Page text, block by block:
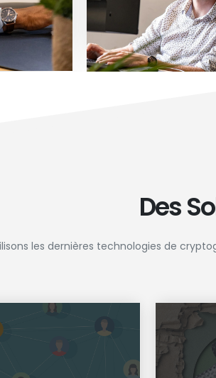
Des
les dernières technologies de